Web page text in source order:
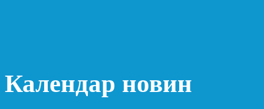
Календар новин